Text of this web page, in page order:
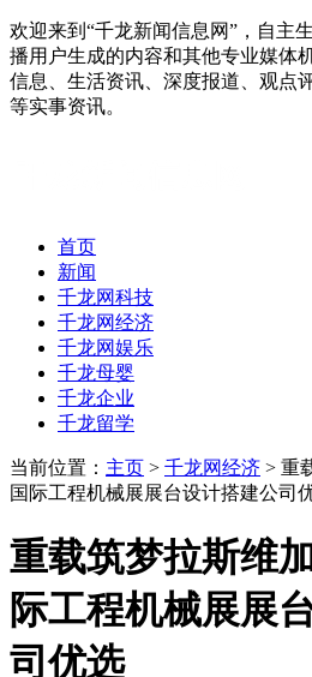
欢迎来到“千龙新闻信息网”，自主
播用户生成的内容和其他专业媒体
信息、生活资讯、深度报道、观点
等实事资讯。
首页
新闻
千龙网科技
千龙网经济
千龙网娱乐
千龙母婴
千龙企业
千龙留学
当前位置： 主页 > 千龙网经济 > 重
国际工程机械展展台设计搭建公司
重载筑梦拉斯维
际工程机械展展
司优选